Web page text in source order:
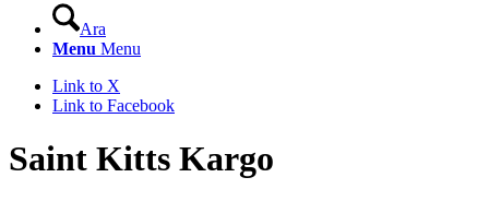
Ara
Menu Menu
Link to X
Link to Facebook
Saint Kitts Kargo